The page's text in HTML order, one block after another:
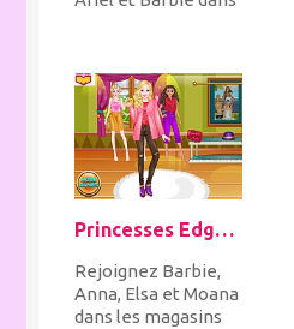
Princesses Edgy Fashion
Rejoignez Barbie,
Anna, Elsa et Moana
dans les magasins